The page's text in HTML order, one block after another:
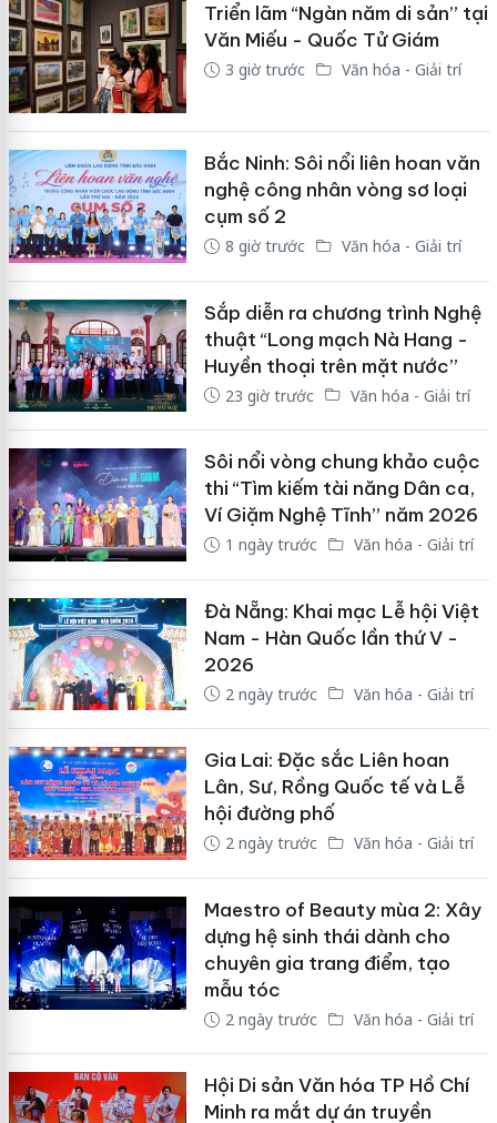
Triển lãm “Ngàn năm di sản” tại
Văn Miếu - Quốc Tử Giám
3 giờ trước Văn hóa - Giải trí
Bắc Ninh: Sôi nổi liên hoan văn
nghệ công nhân vòng sơ loại
cụm số 2
8 giờ trước Văn hóa - Giải trí
Sắp diễn ra chương trình Nghệ
thuật “Long mạch Nà Hang -
Huyền thoại trên mặt nước”
23 giờ trước Văn hóa - Giải trí
Sôi nổi vòng chung khảo cuộc
thi “Tìm kiếm tài năng Dân ca,
Ví Giặm Nghệ Tĩnh” năm 2026
1 ngày trước Văn hóa - Giải trí
Đà Nẵng: Khai mạc Lễ hội Việt
Nam - Hàn Quốc lần thứ V -
2026
2 ngày trước Văn hóa - Giải trí
Gia Lai: Đặc sắc Liên hoan
Lân, Sư, Rồng Quốc tế và Lễ
hội đường phố
2 ngày trước Văn hóa - Giải trí
Maestro of Beauty mùa 2: Xây
dựng hệ sinh thái dành cho
chuyên gia trang điểm, tạo
mẫu tóc
2 ngày trước Văn hóa - Giải trí
Hội Di sản Văn hóa TP Hồ Chí
Minh ra mắt dự án truyền